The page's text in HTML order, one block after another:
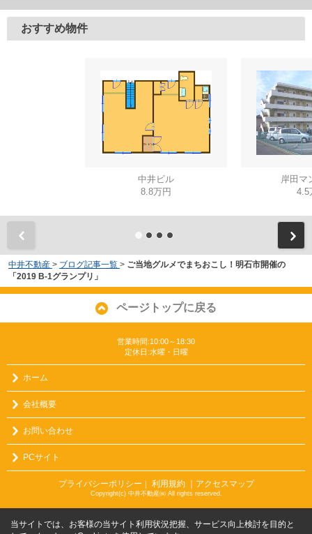
おすすめ物件
中井ビル
8.8万円
岸田マ
4.5
中井不動産 > ブログ記事一覧 > ご当地グルメでまちおこし！明石市開催の
「2019 B-1グランプリ」
ページトップに戻る
営業時間:10:00～18:30
定休日:水曜・日曜
ホーム
会社概要
お問い合わせ
PCサイト
プライバシーポリシー ｜ 利用規約 ｜アクセスマップ
Copyright(c) 中井不動産㈱ All rights reserved.
当サイトでは、お客様の当サイト利用状況把握、サービス向上検討を目的と